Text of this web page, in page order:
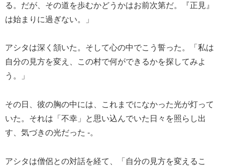
る。だが、その道を歩むかどうかはお前次第だ。『正見』
は始まりに過ぎない。」
アシタは深く頷いた。そして心の中でこう誓った。「私は
自分の見方を変え、この村で何ができるかを探してみよ
う。」
その日、彼の胸の中には、これまでになかった光が灯って
いた。それは「不幸」と思い込んでいた日々を照らし出
す、気づきの光だった -。
アシタは僧侶との対話を経て、「自分の見方を変えるこ